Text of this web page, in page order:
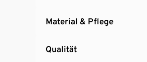
Material & Pflege
Qualität